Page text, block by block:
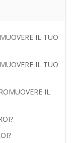
IL TUO
IL TUO
IL